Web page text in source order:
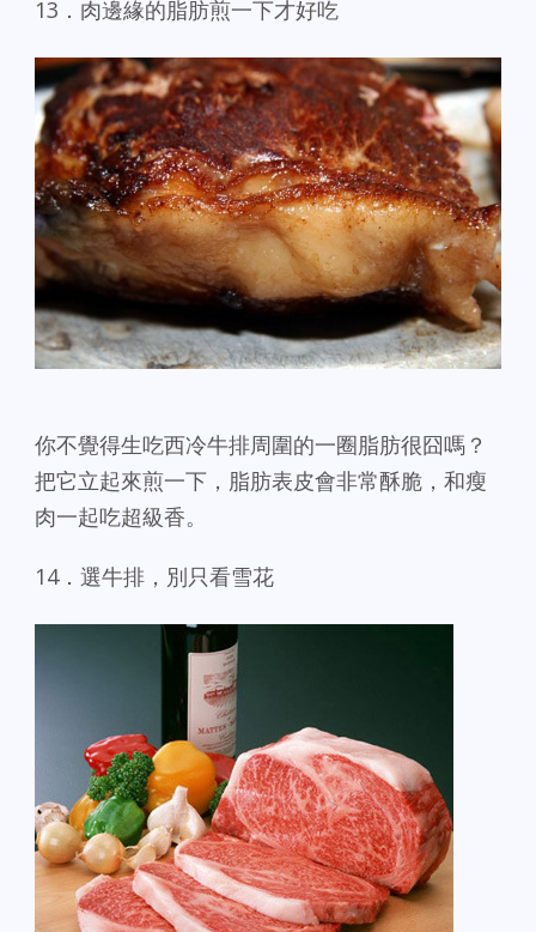
13．肉邊緣的脂肪煎一下才好吃
你不覺得生吃西冷牛排周圍的一圈脂肪很囧嗎？
把它立起來煎一下，脂肪表皮會非常酥脆，和瘦
肉一起吃超級香。
14．選牛排，別只看雪花